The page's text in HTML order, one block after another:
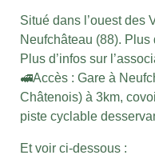
Situé dans l’ouest des
Neufchâteau (88). Plus
Plus d’infos sur
🚅Accès : Gare à
Châtenois) à 3km,
piste cyclable
Et voir ci-dessous :